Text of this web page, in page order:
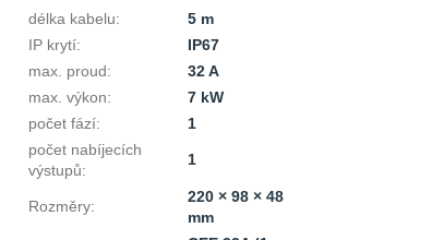
délka kabelu:
5 m
IP krytí:
IP67
max. proud:
32 A
max. výkon:
7 kW
počet fází:
1
počet nabíjecích
výstupů:
1
Rozměry:
220 × 98 × 48
mm